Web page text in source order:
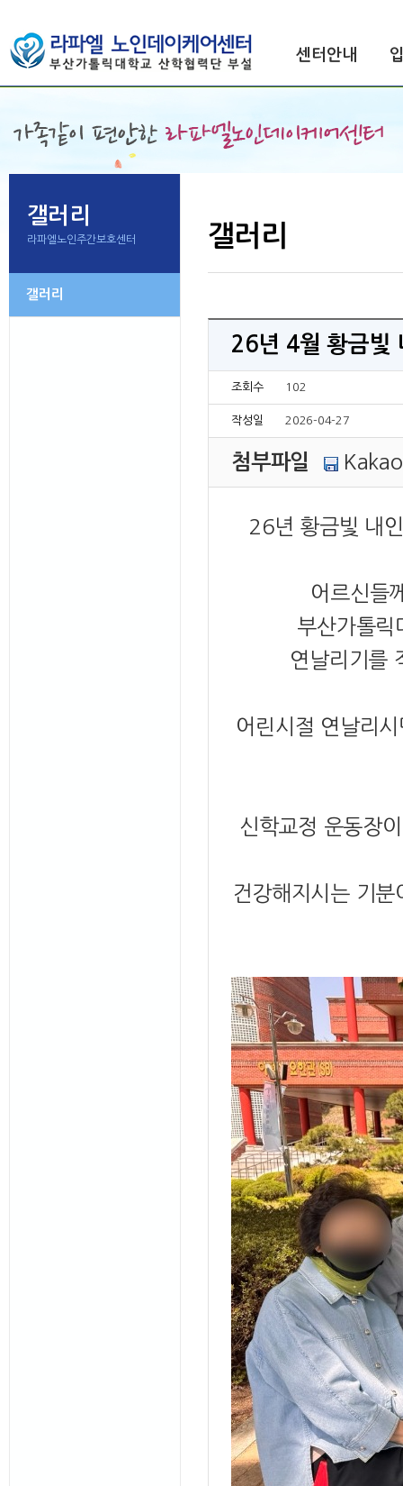
센터안내
갤러리
라파엘노인주간보호센터
갤러리
갤러리
26년 4월 황금빛
조회수 102
작성일 2026-04-27
첨부파일
26년 황금빛 내
어르신들
부산가톨릭
연날리기를
어린시절 연날리
신학교정 운동장
건강해지시는 기